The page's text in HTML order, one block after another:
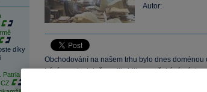
díky
Patria
Autor:
Obchodování na našem trhu bylo dnes
trápí s nedostatečnou likviditou a očekává